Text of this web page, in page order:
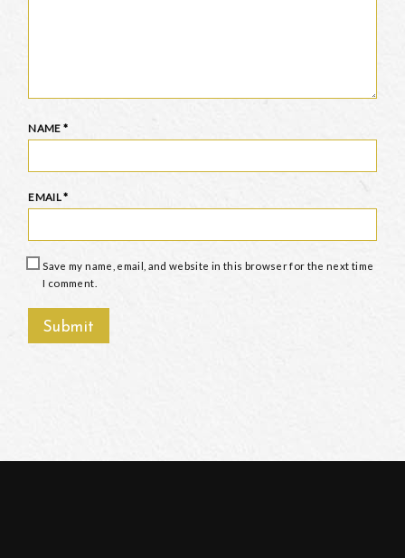
NAME *
EMAIL*
Save my name, email, and website in this browser for the next time
I comment.